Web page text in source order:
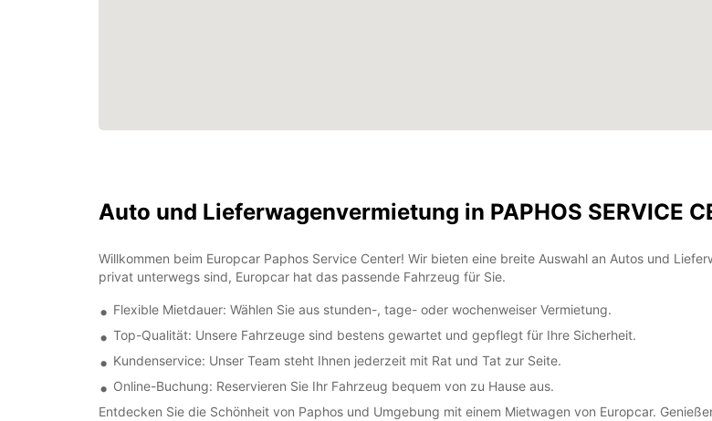
Auto und Lieferwagenvermietung in PAPHOS SERVICE
Willkommen beim Europcar Paphos Service Center! Wir bieten eine breite Auswahl an Autos und
privat unterwegs sind, Europcar hat das passende Fahrzeug für Sie.
Flexible Mietdauer: Wählen Sie aus stunden-, tage- oder wochenweiser Vermietung.
Top-Qualität: Unsere Fahrzeuge sind bestens gewartet und gepflegt für Ihre Sicherheit.
Kundenservice: Unser Team steht Ihnen jederzeit mit Rat und Tat zur Seite.
Online-Buchung: Reservieren Sie Ihr Fahrzeug bequem von zu Hause aus.
Entdecken Sie die Schönheit von Paphos und Umgebung mit einem Mietwagen von Europcar.